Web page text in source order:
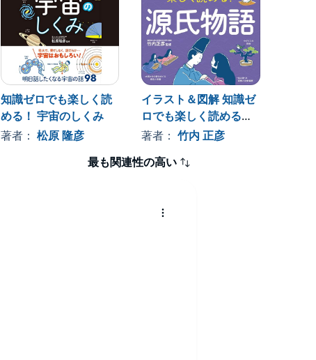
知識ゼロでも楽しく読
める！ 宇宙のしくみ
著者： 松原 隆彦
イラスト＆図解 知識ゼ
ロでも楽しく読める！
源氏物語
著者：竹内 正彦
最も関連性の高い